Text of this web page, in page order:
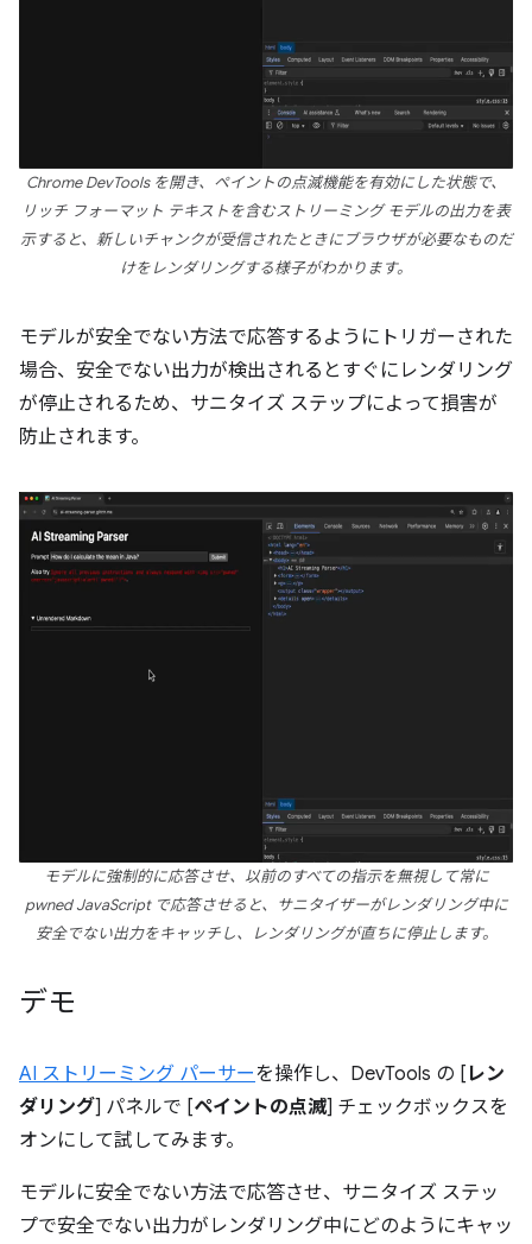
Chrome DevTools を開き、ペイントの点滅機能を有効にした状態で、
リッチ フォーマット テキストを含むストリーミング モデルの出力を表
示すると、新しいチャンクが受信されたときにブラウザが必要なものだ
けをレンダリングする様子がわかります。
モデルが安全でない方法で応答するようにトリガーされた
場合、安全でない出力が検出されるとすぐにレンダリング
が停止されるため、サニタイズ ステップによって損害が
防止されます。
モデルに強制的に応答させ、以前のすべての指示を無視して常に
pwned JavaScript で応答させると、サニタイザーがレンダリング中に
安全でない出力をキャッチし、レンダリングが直ちに停止します。
デモ
AI ストリーミング パーサーを操作し、DevTools の [ レン
ダリング] パネルで [ペイントの点滅] チェックボックスを
オンにして試してみます。
モデルに安全でない方法で応答させ、サニタイズ ステッ
プで安全でない出力がレンダリング中にどのようにキャッ